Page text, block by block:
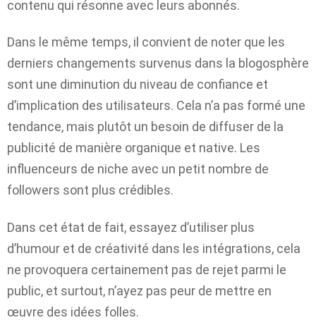
contenu qui résonne avec leurs abonnés.
Dans le même temps, il convient de noter que les
derniers changements survenus dans la blogosphère
sont une diminution du niveau de confiance et
d’implication des utilisateurs. Cela n’a pas formé une
tendance, mais plutôt un besoin de diffuser de la
publicité de manière organique et native. Les
influenceurs de niche avec un petit nombre de
followers sont plus crédibles.
Dans cet état de fait, essayez d’utiliser plus
d’humour et de créativité dans les intégrations, cela
ne provoquera certainement pas de rejet parmi le
public, et surtout, n’ayez pas peur de mettre en
œuvre des idées folles.